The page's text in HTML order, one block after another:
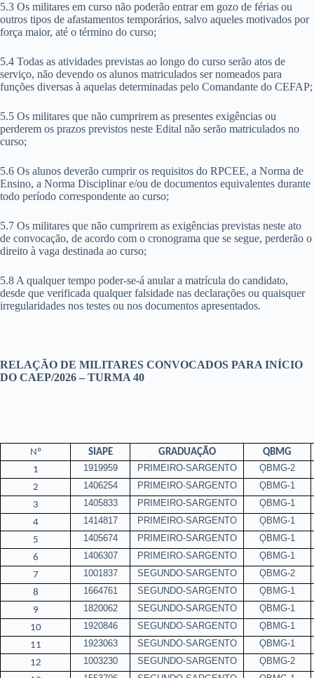
5.3 Os militares em curso não poderão entrar em gozo de férias ou
outros tipos de afastamentos temporários, salvo aqueles motivados por
força maior, até o término do curso;
5.4 Todas as atividades previstas ao longo do curso serão atos de
serviço, não devendo os alunos matriculados ser nomeados para
funções diversas à aquelas determinadas pelo Comandante do CEFAP;
5.5 Os militares que não cumprirem as presentes exigências ou
perderem os prazos previstos neste Edital não serão matriculados no
curso;
5.6 Os alunos deverão cumprir os requisitos do RPCEE, a Norma de
Ensino, a Norma Disciplinar e/ou de documentos equivalentes durante
todo período correspondente ao curso;
5.7 Os militares que não cumprirem as exigências previstas neste ato
de convocação, de acordo com o cronograma que se segue, perderão o
direito à vaga destinada ao curso;
5.8 A qualquer tempo poder-se-á anular a matrícula do candidato,
desde que verificada qualquer falsidade nas declarações ou quaisquer
irregularidades nos testes ou nos documentos apresentados.
RELAÇÃO DE MILITARES CONVOCADOS PARA INÍCIO
DO CAEP/2026 – TURMA 40
Nº SIAPE GRADUAÇÃO
QBMG
1
1919959 PRIMEIRO-SARGENTO
ǪBMG-2
2
1406254 PRIMEIRO-SARGENTO
ǪBMG-1
3
1405833 PRIMEIRO-SARGENTO
ǪBMG-1
4
1414817 PRIMEIRO-SARGENTO
ǪBMG-1
5
1405674 PRIMEIRO-SARGENTO
ǪBMG-1
6
1406307 PRIMEIRO-SARGENTO
ǪBMG-1
7
1001837 SEGUNDO-SARGENTO
ǪBMG-2
8
1664761 SEGUNDO-SARGENTO
ǪBMG-1
9
1820062 SEGUNDO-SARGENTO
ǪBMG-1
10
1920846 SEGUNDO-SARGENTO
ǪBMG-1
11
1923063 SEGUNDO-SARGENTO
ǪBMG-1
12
1003230 SEGUNDO-SARGENTO
ǪBMG-2